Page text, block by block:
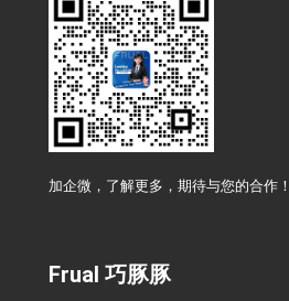
加企微，了解更多，期待与您的合作！
Frual 巧豚豚